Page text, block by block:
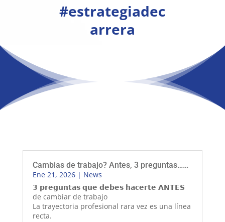
#estrategiadec
arrera
Cambias de trabajo? Antes, 3 preguntas……
Ene 21, 2026| News
𝟯 𝗽𝗿𝗲𝗴𝘂𝗻𝘁𝗮𝘀 𝗾𝘂𝗲 𝗱𝗲𝗯𝗲𝘀 𝗵𝗮𝗰𝗲𝗿𝘁𝗲 𝗔𝗡𝗧𝗘𝗦
de cambiar de trabajo
La trayectoria profesional rara vez es una línea
recta.